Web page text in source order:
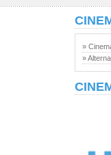
»
»